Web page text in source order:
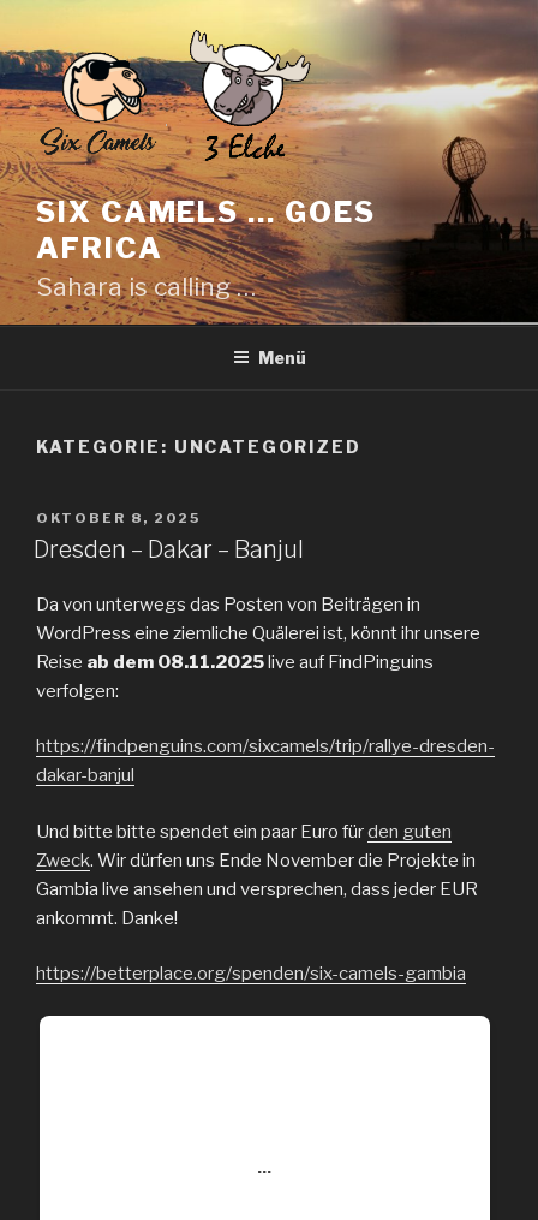
springen
SIX CAMELS … GOES
AFRICA
Sahara is calling …
Menü
KATEGORIE: UNCATEGORIZED
VERÖFFENTLICHT
AM
OKTOBER 8, 2025
Dresden – Dakar – Banjul
Da von unterwegs das Posten von Beiträgen in
WordPress eine ziemliche Quälerei ist, könnt ihr unsere
Reise ab dem 08.11.2025live auf FindPinguins
verfolgen:
https://findpenguins.com/sixcamels/trip/rallye-dresden-
dakar-banjul
Und bitte bitte spendet ein paar Euro fürden guten
Zweck. Wir dürfen uns Ende November die Projekte in
Gambia live ansehen und versprechen, dass jeder EUR
ankommt. Danke!
https://betterplace.org/spenden/six-camels-gambia